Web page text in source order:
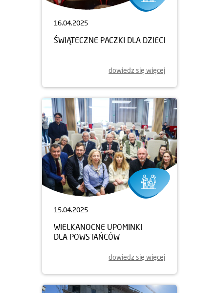
16.04.2025
ŚWIĄTECZNE PACZKI DLA DZIECI
dowiedz się więcej
15.04.2025
WIELKANOCNE UPOMINKI
DLA POWSTAŃCÓW
dowiedz się więcej